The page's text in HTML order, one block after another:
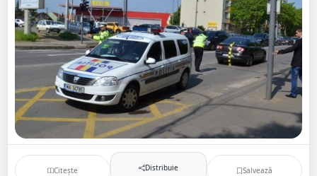
Citește Distribuie Salvează